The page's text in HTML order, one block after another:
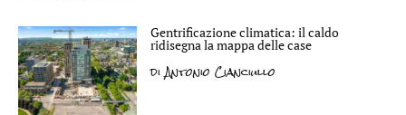
Gentrificazione climatica: il caldo
ridisegna la mappa delle case
diAntonio Cianciullo